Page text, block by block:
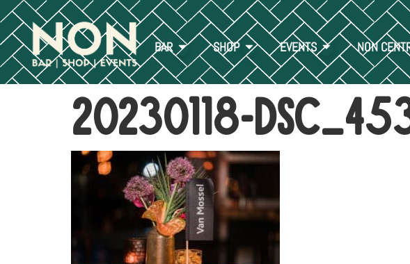
BAR SHOP EVENTS NON
20230118-